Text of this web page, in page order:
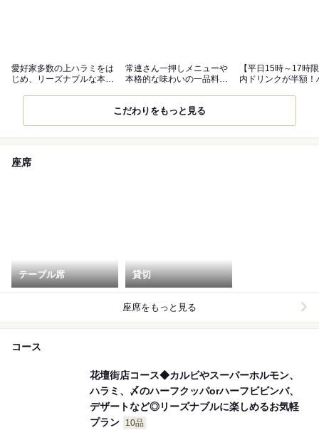
愛好家多数の上ハラミをは
じめ、リーズナブルな本格
常連さん一押しメニューや
本格的な味わいの一品料理
【平日15時～17時
内ドリンクが半額！
こだわりをもっと見る
座席
テーブル席 貸切
座席をもっと見る
コース
花壇街店コース◆カルビやスーパーホルモン、
ハラミ、〆のハーフクッパorハーフビビンバ、
デザートなど◎リーズナブルに楽しめるお気軽
プラン
10品